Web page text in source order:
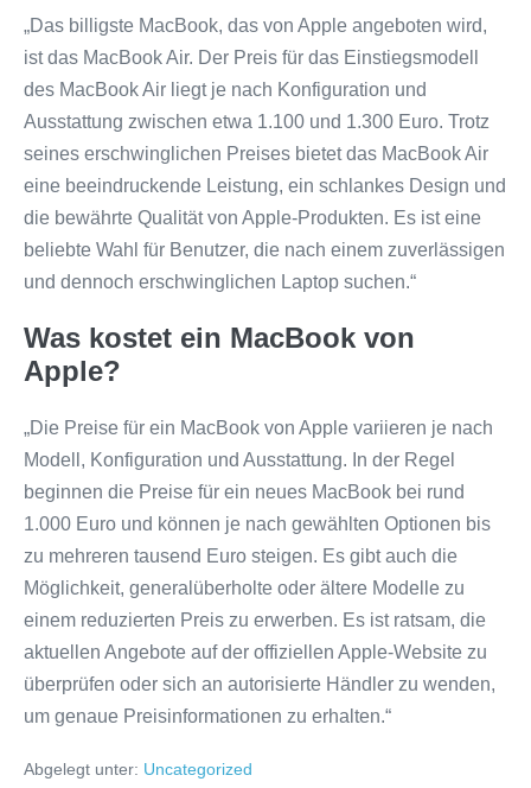
„Das billigste MacBook, das von Apple angeboten wird,
ist das MacBook Air. Der Preis für das Einstiegsmodell
des MacBook Air liegt je nach Konfiguration und
Ausstattung zwischen etwa 1.100 und 1.300 Euro. Trotz
seines erschwinglichen Preises bietet das MacBook Air
eine beeindruckende Leistung, ein schlankes Design und
die bewährte Qualität von Apple-Produkten. Es ist eine
beliebte Wahl für Benutzer, die nach einem zuverlässigen
und dennoch erschwinglichen Laptop suchen.“
Was kostet ein MacBook von
Apple?
„Die Preise für ein MacBook von Apple variieren je nach
Modell, Konfiguration und Ausstattung. In der Regel
beginnen die Preise für ein neues MacBook bei rund
1.000 Euro und können je nach gewählten Optionen bis
zu mehreren tausend Euro steigen. Es gibt auch die
Möglichkeit, generalüberholte oder ältere Modelle zu
einem reduzierten Preis zu erwerben. Es ist ratsam, die
aktuellen Angebote auf der offiziellen Apple-Website zu
überprüfen oder sich an autorisierte Händler zu wenden,
um genaue Preisinformationen zu erhalten.“
Abgelegt unter: Uncategorized